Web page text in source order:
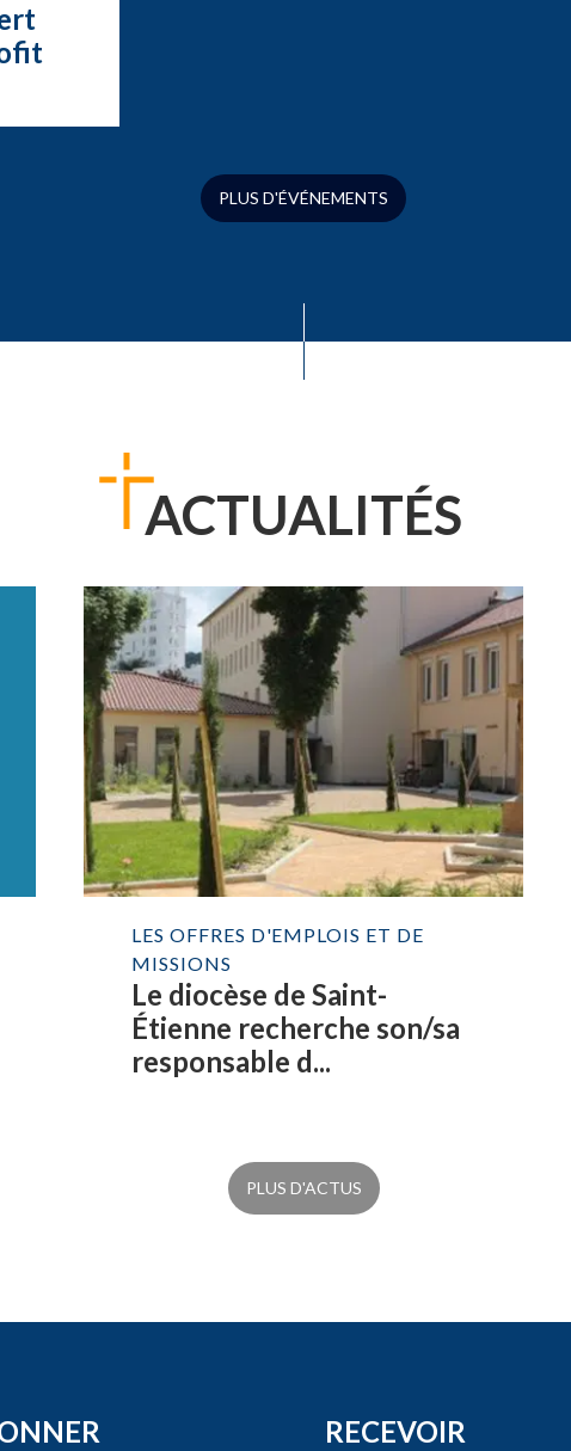
PLUS D'ÉVÉNEMENTS
ACTUALITÉS
LES OFFRES D'EMPLOIS ET DE
MISSIONS
Le diocèse de Saint-
Étienne recherche son/sa
responsable d...
PLUS D'ACTUS
RECEVOIR